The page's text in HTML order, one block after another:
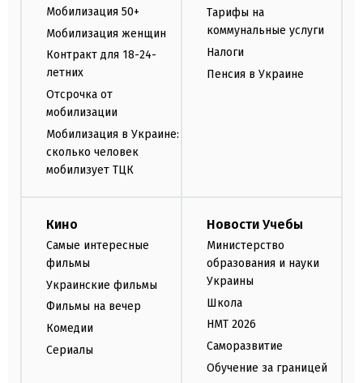
Мобилизация 50+
Мобилизация женщин
Контракт для 18-24-
летних
Отсрочка от
мобилизации
Мобилизация в Украине:
сколько человек
мобилизует ТЦК
Тарифы на
коммунальные услуги
Налоги
Пенсия в Украине
Кино
Самые интересные
фильмы
Украинские фильмы
Фильмы на вечер
Комедии
Сериалы
Новости Учебы
Министерство
образования и науки
Украины
Школа
НМТ 2026
Саморазвитие
Обучение за границей